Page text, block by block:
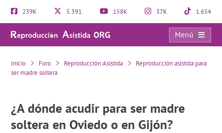
239K 5.391 158K 37K 1.654
Menú
¿A dónde acudir para ser madre soltera en Oviedo o en Gijón?
Inicio Foro Reproducción Asistida
Reproducción asistida para
ser madre soltera
¿A dónde acudir para ser madre
soltera en Oviedo o en Gijón?